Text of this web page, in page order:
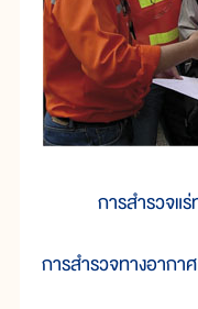
การสำรวจแ
การสำรวจทางอากาศ